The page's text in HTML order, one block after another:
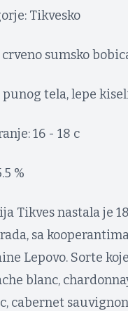
Tikvesko
sumsko
punog tela, lepe
16 - 18 c
%
Tikves nastala je
sa
Lepovo. Sorte
blanc,
cabernet